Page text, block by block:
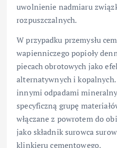
uwolnienie nadmiaru
rozpuszczalnych.
W przypadku przemysłu
wapienniczego popioły
piecach obrotowych jako
alternatywnych i kopalnych.
innymi odpadami
specyficzną grupę
włączane z powrotem do
jako składnik surowca
klinkieru cementowego.